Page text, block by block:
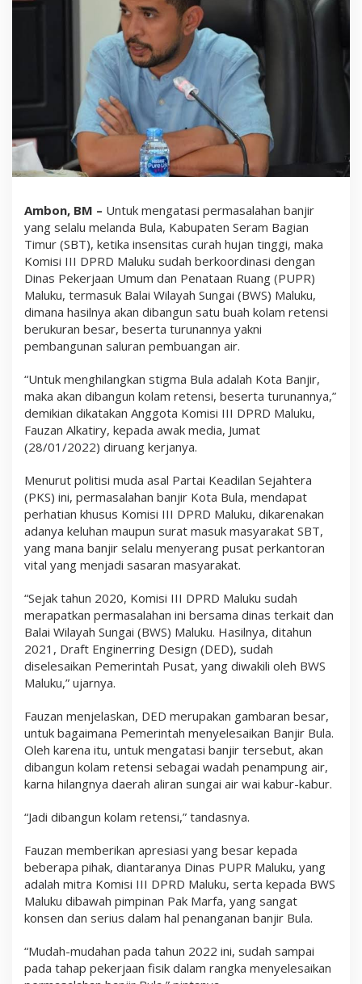
t
e
n
s
i
A
D
i
b
a
n
n
d
i
B
u
l
a
Ambon, BM – Untuk mengatasi permasalahan banjir
yang selalu melanda Bula, Kabupaten Seram Bagian
Timur (SBT), ketika insensitas curah hujan tinggi, maka
Komisi III DPRD Maluku sudah berkoordinasi dengan
Dinas Pekerjaan Umum dan Penataan Ruang (PUPR)
Maluku, termasuk Balai Wilayah Sungai (BWS) Maluku,
dimana hasilnya akan dibangun satu buah kolam retensi
berukuran besar, beserta turunannya yakni
pembangunan saluran pembuangan air.
“Untuk menghilangkan stigma Bula adalah Kota Banjir,
maka akan dibangun kolam retensi, beserta turunannya,”
demikian dikatakan Anggota Komisi III DPRD Maluku,
Fauzan Alkatiry, kepada awak media, Jumat
(28/01/2022) diruang kerjanya.
Menurut politisi muda asal Partai Keadilan Sejahtera
(PKS) ini, permasalahan banjir Kota Bula, mendapat
perhatian khusus Komisi III DPRD Maluku, dikarenakan
adanya keluhan maupun surat masuk masyarakat SBT,
yang mana banjir selalu menyerang pusat perkantoran
vital yang menjadi sasaran masyarakat.
“Sejak tahun 2020, Komisi III DPRD Maluku sudah
merapatkan permasalahan ini bersama dinas terkait dan
Balai Wilayah Sungai (BWS) Maluku. Hasilnya, ditahun
2021, Draft Enginerring Design (DED), sudah
diselesaikan Pemerintah Pusat, yang diwakili oleh BWS
Maluku,” ujarnya.
Fauzan menjelaskan, DED merupakan gambaran besar,
untuk bagaimana Pemerintah menyelesaikan Banjir Bula.
Oleh karena itu, untuk mengatasi banjir tersebut, akan
dibangun kolam retensi sebagai wadah penampung air,
karna hilangnya daerah aliran sungai air wai kabur-kabur.
“Jadi dibangun kolam retensi,” tandasnya.
Fauzan memberikan apresiasi yang besar kepada
beberapa pihak, diantaranya Dinas PUPR Maluku, yang
adalah mitra Komisi III DPRD Maluku, serta kepada BWS
Maluku dibawah pimpinan Pak Marfa, yang sangat
konsen dan serius dalam hal penanganan banjir Bula.
“Mudah-mudahan pada tahun 2022 ini, sudah sampai
pada tahap pekerjaan fisik dalam rangka menyelesaikan